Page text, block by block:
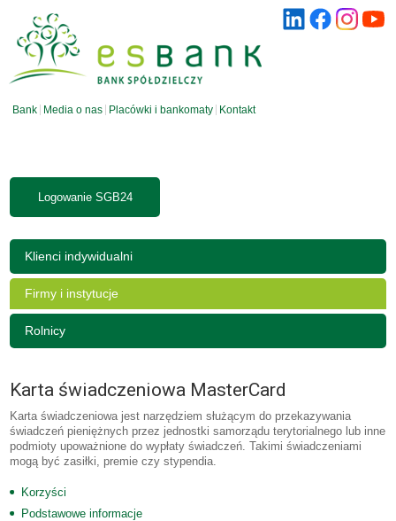
Klienci indywidualni
Firmy i instytucje
Rolnicy
Bank Media o nas Placówki i bankomaty Kontakt
Logowanie SGB24
Karta świadczeniowa MasterCard
Karta świadczeniowa jest narzędziem służącym do przekazywania
świadczeń pieniężnych przez jednostki samorządu terytorialnego lub inne
podmioty upoważnione do wypłaty świadczeń. Takimi świadczeniami
mogą być zasiłki, premie czy stypendia.
Korzyści
Podstawowe informacje